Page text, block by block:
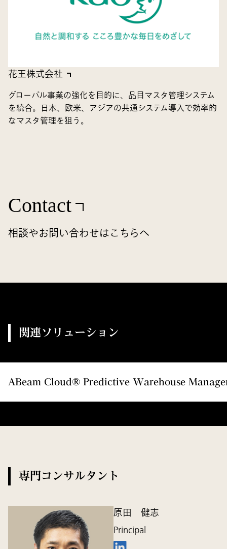
花王株式会社
グローバル事業の強化を目的に、品目マスタ管理システム
を統合。日本、欧米、アジアの共通システム導入で効率的
なマスタ管理を狙う。
Contact
相談やお問い合わせはこちらへ
関連ソリューション
ABeam Cloud® Predictive Warehouse
専門コンサルタント
原田 健志
Principal